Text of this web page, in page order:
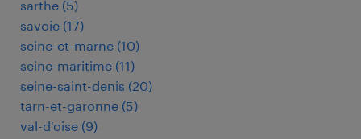
sarthe (5)
savoie (17)
seine-et-marne (10)
seine-maritime (11)
seine-saint-denis (20)
tarn-et-garonne (5)
val-d'oise (9)